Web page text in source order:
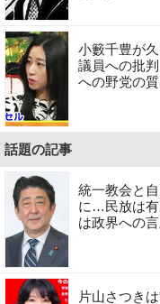
小籔千豊が
議員への批
への野党の
話題の記事
統一教会と
に…民放は有
は政界への
片山さつき